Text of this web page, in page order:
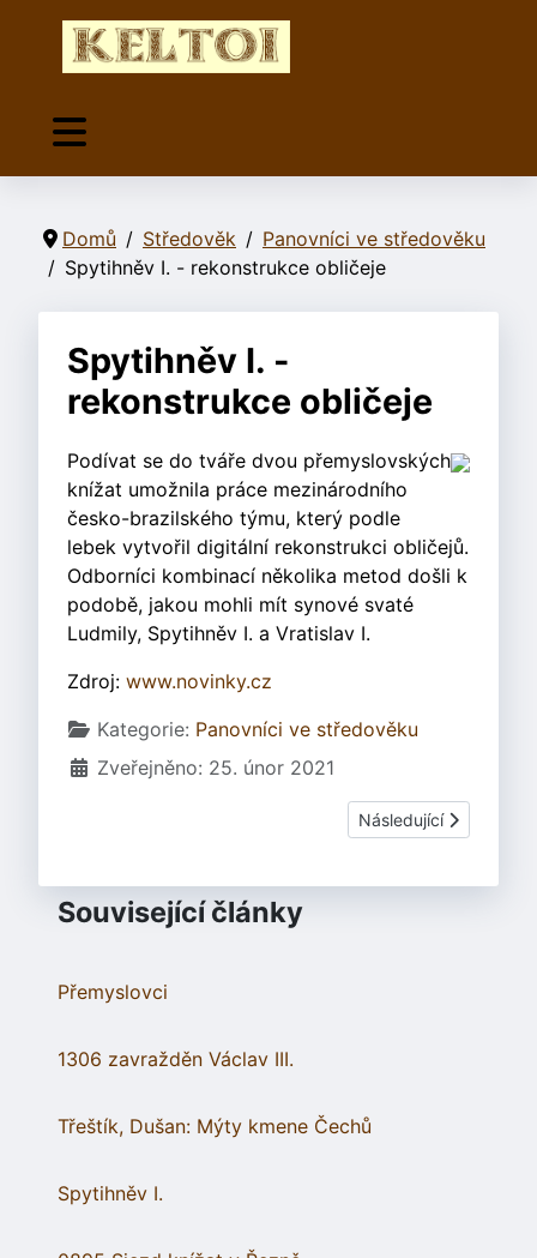
Domů Středověk
Panovníci ve středověku
Spytihněv I. - rekonstrukce obličeje
Spytihněv I. -
rekonstrukce obličeje
Podívat se do tváře dvou přemyslovských
knížat umožnila práce mezinárodního
česko-brazilského týmu, který podle
lebek vytvořil digitální rekonstrukci obličejů.
Odborníci kombinací několika metod došli k
podobě, jakou mohli mít synové svaté
Ludmily, Spytihněv I. a Vratislav I.
Zdroj: www.novinky.cz
Základní údaje
Kategorie: Panovníci ve středověku
Zveřejněno: 25. únor 2021
Další článek:
Následující
Související články
Přemyslovci
1306 zavražděn Václav III.
Třeštík, Dušan: Mýty kmene Čechů
Spytihněv I.